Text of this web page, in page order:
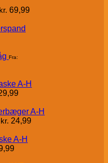
kr. 69,99
Fra:
A-H
A-H
kr. 24,99
A-H